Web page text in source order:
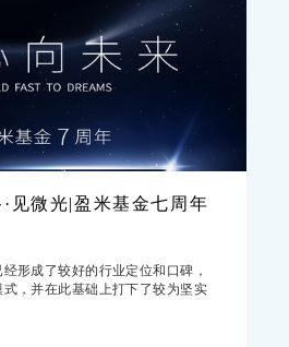
见微光|盈米基金七周年
形成了较好的行业定位和口碑，
，并在此基础上打下了较为坚实